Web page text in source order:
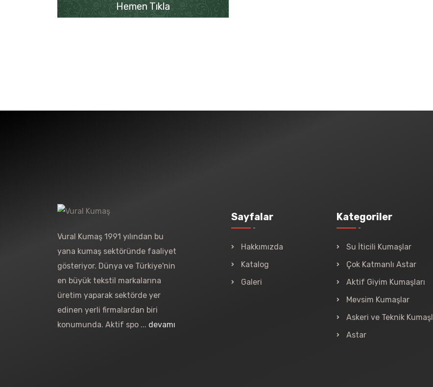
Hemen Tıkla
Vural Kumaş 1991 yılından bu
yana kumaş sektöründe faaliyet
gösteriyor. Dünya ve Türkiye'nin
en büyük tekstil markalarına
üretim yaparak sektörde yer
edinen yerli firmalardan biri
konumunda. Aktif spo ... devamı
Sayfalar
Hakkımızda
Katalog
Galeri
Kategoriler
Su İticili Kumaşlar
Çok Katmanlı Astar
Aktif Giyim Kumaşları
Mevsim Kumaşlar
Askeri ve Teknik
Astar